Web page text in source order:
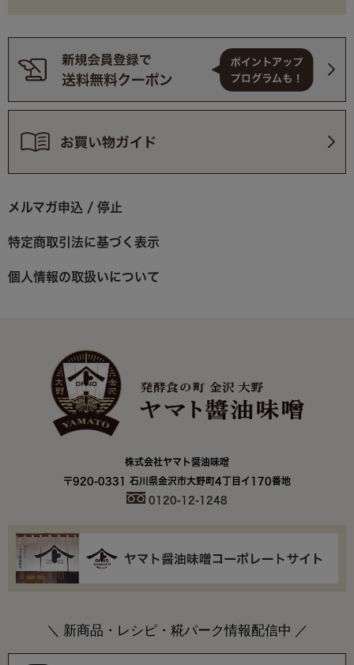
メルマガ申込 / 停止
特定商取引法に基づく表示
個人情報の取扱いについて
株式会社ヤマト醤油味噌
〒920-0331 石川県金沢市大野町4丁目イ170番地
0120-12-1248
＼ 新商品・レシピ・糀パーク情報配信中 ／